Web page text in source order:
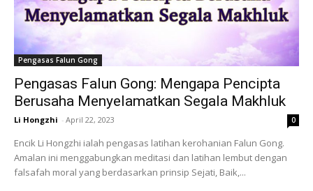
Pengasas Falun Gong
Pengasas Falun Gong: Mengapa Pencipta
Berusaha Menyelamatkan Segala Makhluk
Li Hongzhi - April 22, 2023 0
Encik Li Hongzhi ialah pengasas latihan kerohanian Falun Gong.
Amalan ini menggabungkan meditasi dan latihan lembut dengan
falsafah moral yang berdasarkan prinsip Sejati, Baik,...